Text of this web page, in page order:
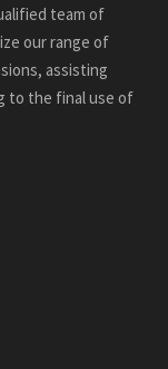
team of
our range of
assisting
to the final use of